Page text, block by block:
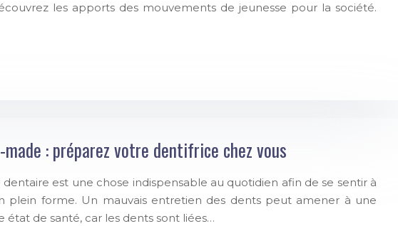
les apports des mouvements de jeunesse pour la société.
: préparez votre dentifrice chez vous
est une chose indispensable au quotidien afin de se sentir à
plein forme. Un mauvais entretien des dents peut amener à une
état de santé, car les dents sont liées…